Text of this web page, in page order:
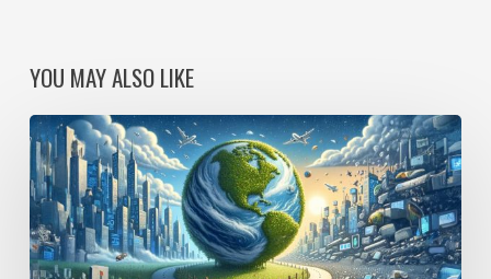
YOU MAY ALSO LIKE
Digital
detox,
vraiment
?